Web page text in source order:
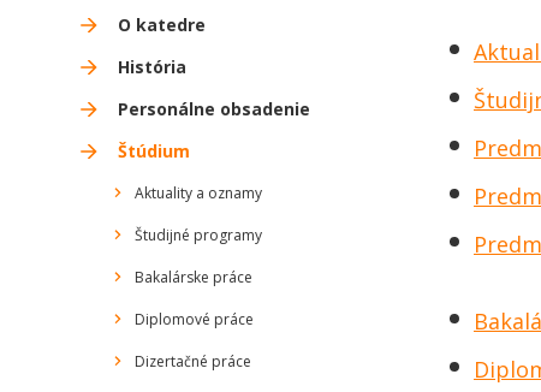
O katedre
História
Personálne obsadenie
Štúdium
Aktuality a oznamy
Študijné programy
Bakalárske práce
Diplomové práce
Dizertačné práce